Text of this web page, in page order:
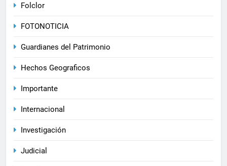
Folclor
FOTONOTICIA
Guardianes del Patrimonio
Hechos Geograficos
Importante
Internacional
Investigación
Judicial